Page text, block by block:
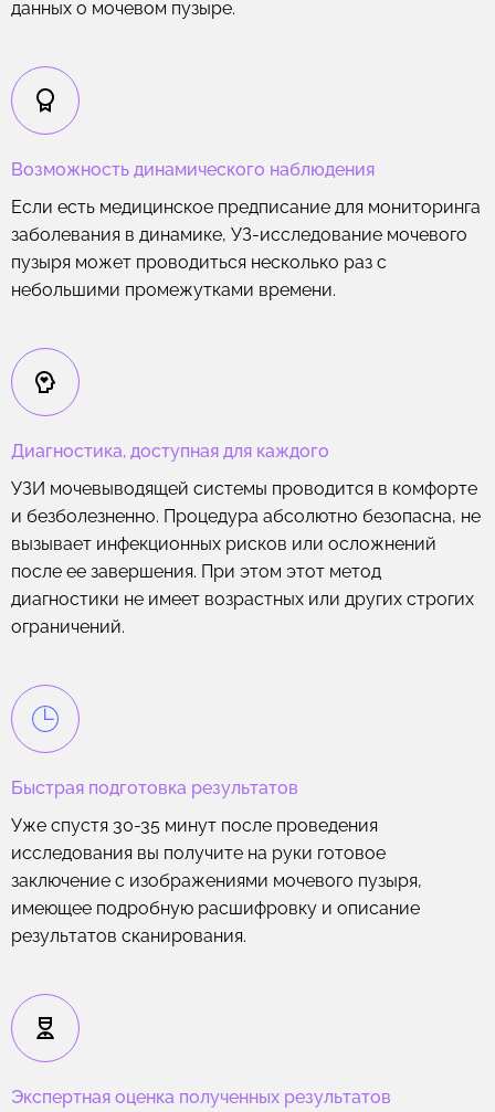
данных о мочевом пузыре.
Возможность динамического наблюдения
Если есть медицинское предписание для мониторинга
заболевания в динамике, УЗ-исследование мочевого
пузыря может проводиться несколько раз с
небольшими промежутками времени.
Диагностика, доступная для каждого
УЗИ мочевыводящей системы проводится в комфорте
и безболезненно. Процедура абсолютно безопасна, не
вызывает инфекционных рисков или осложнений
после ее завершения. При этом этот метод
диагностики не имеет возрастных или других строгих
ограничений.
Быстрая подготовка результатов
Уже спустя 30-35 минут после проведения
исследования вы получите на руки готовое
заключение с изображениями мочевого пузыря,
имеющее подробную расшифровку и описание
результатов сканирования.
Экспертная оценка полученных результатов